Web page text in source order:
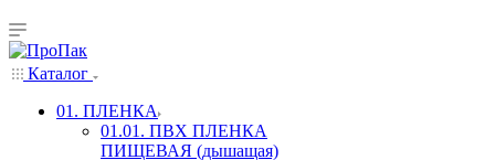
Каталог
01. ПЛЕНКА
01.01. ПВХ ПЛЕНКА
ПИЩЕВАЯ (дышащая)